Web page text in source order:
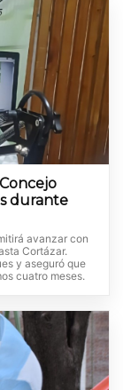
durante
avanzar con
Cortázar.
y aseguró que
cuatro meses.